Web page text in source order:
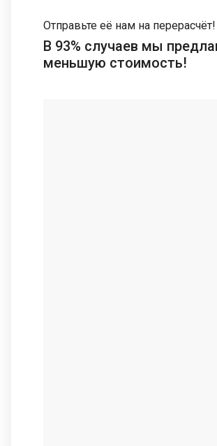
Отправьте её нам на перерасчёт!
В 93% случаев мы
меньшую стоимость!